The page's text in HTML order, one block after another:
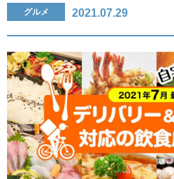
グルメ 2021.07.29